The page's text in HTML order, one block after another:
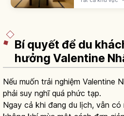
onsen. Khách
Bí quyết để du
hưởng Valentine
Nếu muốn trải nghiệm Valentine
phải suy nghĩ quá phức tạp.
Ngay cả khi đang du lịch, vẫn có